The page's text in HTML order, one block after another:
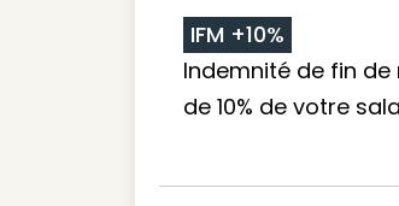
IFM +10%
Indemnité de fin de
de 10% de votre